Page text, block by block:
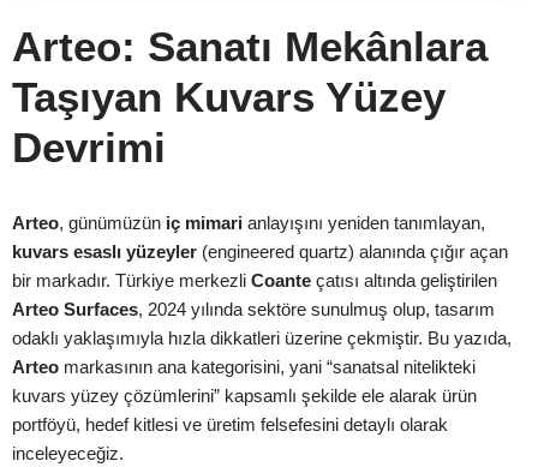
Arteo: Sanatı Mekânlara
Taşıyan Kuvars Yüzey
Devrimi
Arteo, günümüzün iç mimari anlayışını yeniden tanımlayan,
kuvars esaslı yüzeyler (engineered quartz) alanında çığır açan
bir markadır. Türkiye merkezli Coante çatısı altında geliştirilen
Arteo Surfaces, 2024 yılında sektöre sunulmuş olup, tasarım
odaklı yaklaşımıyla hızla dikkatleri üzerine çekmiştir. Bu yazıda,
Arteo markasının ana kategorisini, yani “sanatsal nitelikteki
kuvars yüzey çözümlerini” kapsamlı şekilde ele alarak ürün
portföyü, hedef kitlesi ve üretim felsefesini detaylı olarak
inceleyeceğiz.